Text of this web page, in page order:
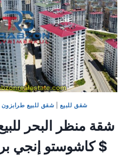
شقق للبيع شقق للبيع طرابزون
شقة منظر البحر
كاشوستو إنجي برايم 129.000 $